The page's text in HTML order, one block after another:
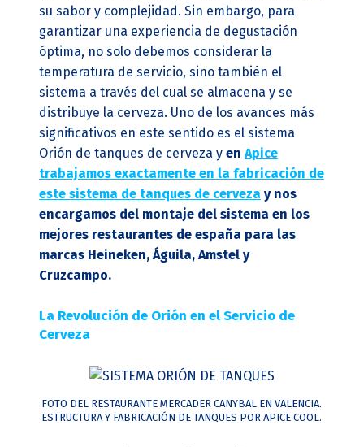
su sabor y complejidad. Sin embargo, para
garantizar una experiencia de degustación
óptima, no solo debemos considerar la
temperatura de servicio, sino también el
sistema a través del cual se almacena y se
distribuye la cerveza. Uno de los avances más
significativos en este sentido es el sistema
Orión de tanques de cerveza y en Apice
trabajamos exactamente en la fabricación de
este sistema de tanques de cerveza y nos
encargamos del montaje del sistema en los
mejores restaurantes de españa para las
marcas Heineken, Águila, Amstel y
Cruzcampo.
La Revolución de Orión en el Servicio de
Cerveza
FOTO DEL RESTAURANTE MERCADER CANYBAL EN VALENCIA.
ESTRUCTURA Y FABRICACIÓN DE TANQUES POR APICE COOL.